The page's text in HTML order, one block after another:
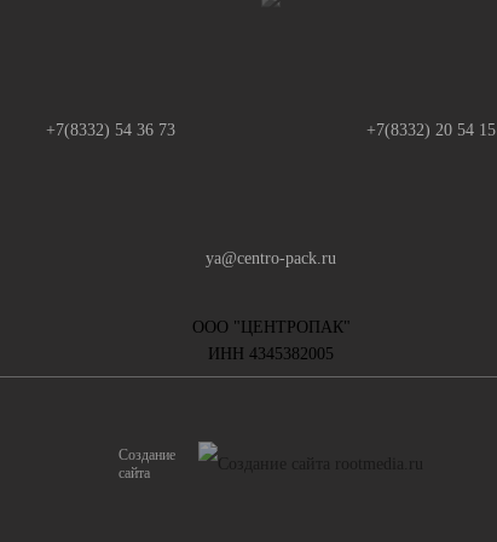
+7(8332) 54 36 73 +7(8332) 20 54 15
ya@centro-pack.ru
ООО "ЦЕНТРОПАК"
ИНН 4345382005
Cоздание
сайта